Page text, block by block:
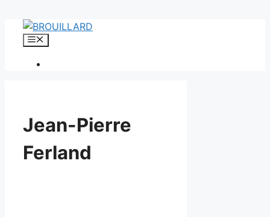
Aller
Menu
Jean-Pierre
Ferland